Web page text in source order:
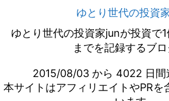
ゆとり世代の投資
ゆとり世代の投資家junが投資で1
までを記録するブロ
2015/08/03 から 4022 日間
本サイトはアフィリエイトやPRを